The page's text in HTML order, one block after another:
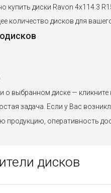
купить диски Ravon 4x114.3
количество дисков для
выбранном диске — кликните
задача. Если у Вас
оперативность
дисков